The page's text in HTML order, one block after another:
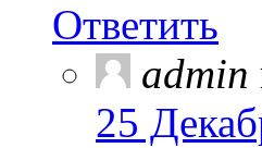
Ответить
admin
25